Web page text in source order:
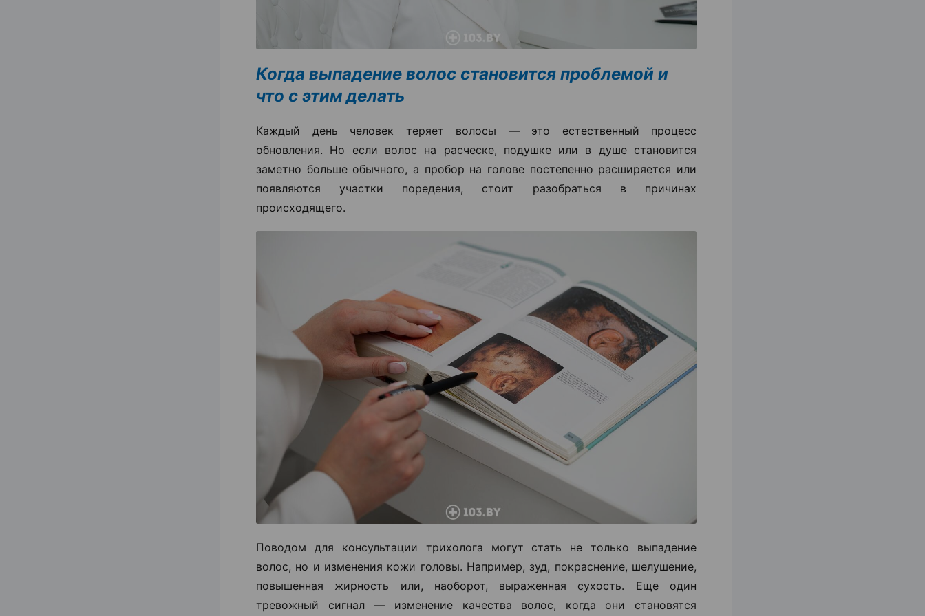
Когда выпадение волос становится проблемой и
что с этим делать
Каждый день человек теряет волосы — это естественный процесс
обновления. Но если волос на расческе, подушке или в душе становится
заметно больше обычного, а пробор на голове постепенно расширяется или
появляются участки поредения, стоит разобраться в причинах
происходящего.
Поводом для консультации трихолога могут стать не только выпадение
волос, но и изменения кожи головы. Например, зуд, покраснение, шелушение,
повышенная жирность или, наоборот, выраженная сухость. Еще один
тревожный сигнал — изменение качества волос, когда они становятся